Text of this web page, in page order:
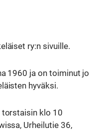
ry:n sivuille.
1960 ja on toiminut jo
hyväksi.
torstaisin klo 10
Urheilutie 36,